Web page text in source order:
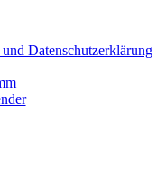
Datenschutzerklärung